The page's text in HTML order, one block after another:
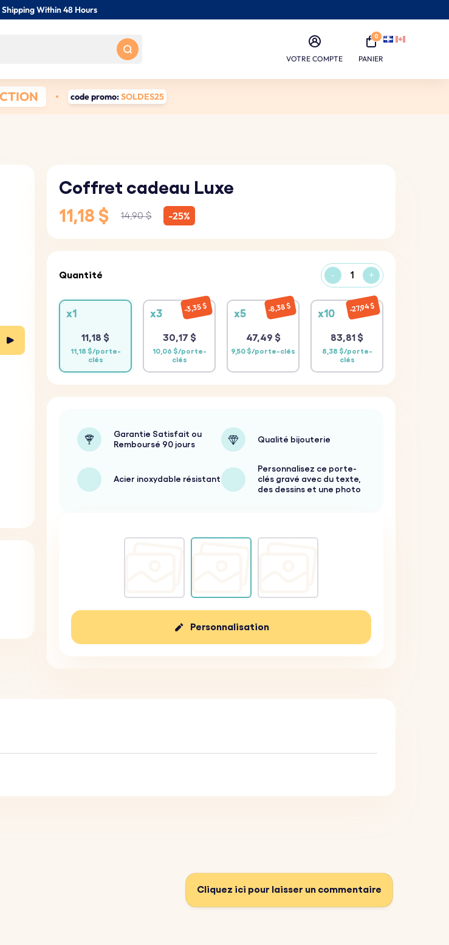
Shipping Within 48 Hours
VOTRE COMPTE
0
PANIER
code promo:SOLDES25
Coffret cadeau Luxe
11,18 $
14,90 $ -25%
Quantité - +
x1
11,18 $
11,18 $/porte-
clés
x3
30,17 $
10,06 $/porte-
clés
3,35 $ x5
47,49 $
9,50 $/porte-clés
8,38 $ x10
83,81 $
8,38 $/porte-
clés
27,94 $
Garantie Satisfait ou
Remboursé 90 jours
Qualité bijouterie
Acier inoxydable résistant
Personnalisez ce porte-
clés gravé avec du texte,
des dessins et une photo
Personnalisation
Cliquez ici pour laisser un commentaire